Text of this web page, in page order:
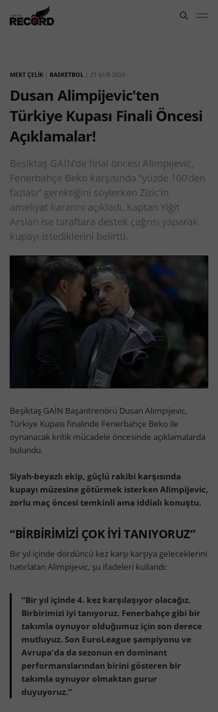
MERT ÇELIK | BASKETBOL | 21 ŞUB 2026
Dusan Alimpijevic'ten
Türkiye Kupası Finali Öncesi
Açıklamalar!
Beşiktaş GAİN’de final öncesi Alimpijevic,
Fenerbahçe Beko karşısında “yüzde 100’den
fazlası” gerektiğini söylerken Zizic’in
ameliyat kararını açıkladı. Kaptan Yiğit
Arslan ise taraftara destek çağrısı yaparak
kupayı istediklerini belirtti.
Beşiktaş GAİN Başantrenörü Dusan Alimpijevic,
Türkiye Kupası finalinde Fenerbahçe Beko ile
oynanacak kritik mücadele öncesinde açıklamalarda
bulundu.
Siyah-beyazlı ekip, güçlü rakibi karşısında
kupayı müzesine götürmek isterken Alimpijevic,
zorlu maç öncesi temkinli ama iddialı konuştu.
“BİRBİRİMİZİ ÇOK İYİ TANIYORUZ”
Bir yıl içinde dördüncü kez karşı karşıya geleceklerini
hatırlatan Alimpijevic, şu ifadeleri kullandı:
“Bir yıl içinde 4. kez karşılaşıyor olacağız.
Birbirimizi iyi tanıyoruz. Fenerbahçe gibi bir
takımla oynuyor olduğumuz için son derece
mutluyuz. Son EuroLeague şampiyonu ve
Avrupa'da da sezonun en dominant
performanslarından birini gösteren bir
takımla oynuyor olmaktan gurur
duyuyoruz.”